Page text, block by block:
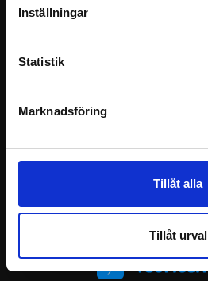
Inställningar
Statistik
Marknadsföring
Tillåt alla
Tillåt urval